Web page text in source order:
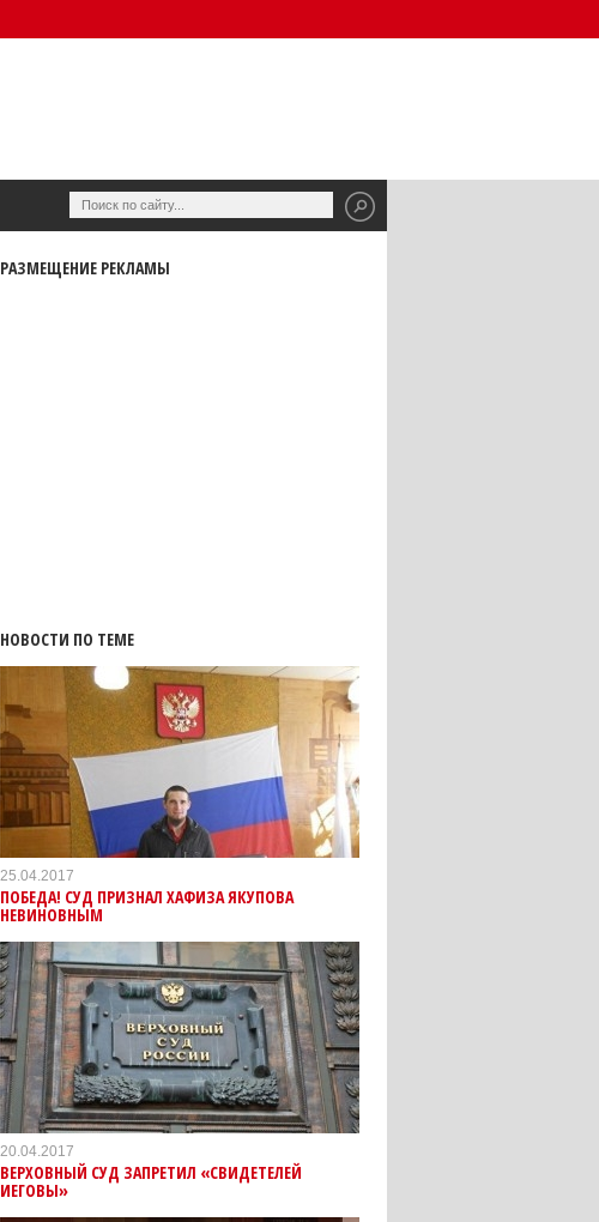
РАЗМЕЩЕНИЕ РЕКЛАМЫ
НОВОСТИ ПО ТЕМЕ
25.04.2017
ПОБЕДА! СУД ПРИЗНАЛ ХАФИЗА ЯКУПОВА
НЕВИНОВНЫМ
20.04.2017
ВЕРХОВНЫЙ СУД ЗАПРЕТИЛ «СВИДЕТЕЛЕЙ
ИЕГОВЫ»